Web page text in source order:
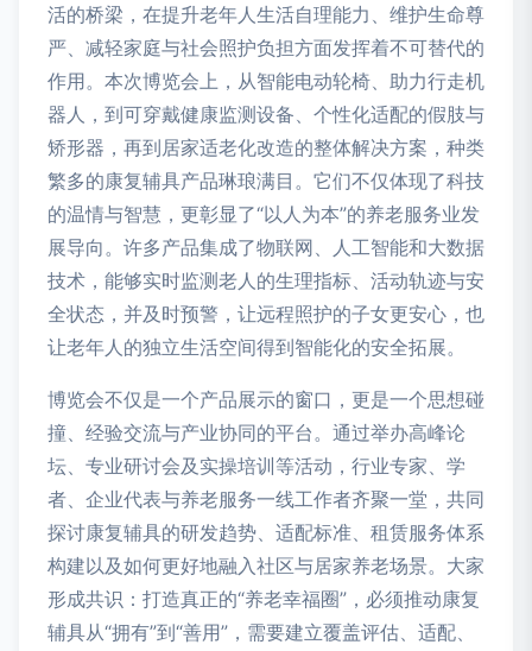
活的桥梁，在提升老年人生活自理能力、维护生命尊
严、减轻家庭与社会照护负担方面发挥着不可替代的
作用。本次博览会上，从智能电动轮椅、助力行走机
器人，到可穿戴健康监测设备、个性化适配的假肢与
矫形器，再到居家适老化改造的整体解决方案，种类
繁多的康复辅具产品琳琅满目。它们不仅体现了科技
的温情与智慧，更彰显了“以人为本”的养老服务业发
展导向。许多产品集成了物联网、人工智能和大数据
技术，能够实时监测老人的生理指标、活动轨迹与安
全状态，并及时预警，让远程照护的子女更安心，也
让老年人的独立生活空间得到智能化的安全拓展。
博览会不仅是一个产品展示的窗口，更是一个思想碰
撞、经验交流与产业协同的平台。通过举办高峰论
坛、专业研讨会及实操培训等活动，行业专家、学
者、企业代表与养老服务一线工作者齐聚一堂，共同
探讨康复辅具的研发趋势、适配标准、租赁服务体系
构建以及如何更好地融入社区与居家养老场景。大家
形成共识：打造真正的“养老幸福圈”，必须推动康复
辅具从“拥有”到“善用”，需要建立覆盖评估、适配、